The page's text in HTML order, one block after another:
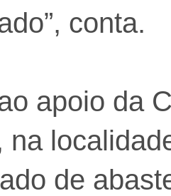
conta.
apoio da
na
de